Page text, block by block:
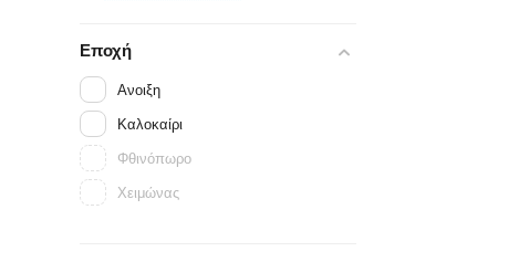
42
35
36
Εποχή
Ανοιξη
Καλοκαίρι
Φθινόπωρο
Χειμώνας